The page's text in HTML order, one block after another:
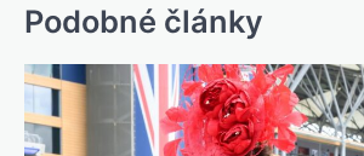
Podobné články